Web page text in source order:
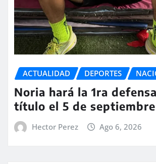
ACTUALIDAD DEPORTES
Noria hará la 1ra
título el 5 de septiembre
Hector Perez Ago 6, 2026